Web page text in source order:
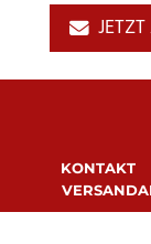
KONTAKT